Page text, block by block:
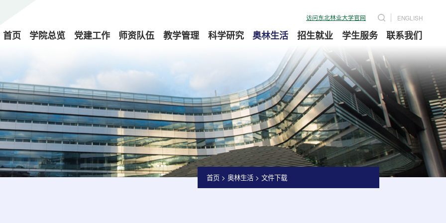
访问东北林业大学官网 ENGLISH
首页 学院总览 党建工作 师资队伍 教学管理 科学研究 奥林生活 招生就业 学生服务 联系我们
首页> 奥林生活> 文件下载